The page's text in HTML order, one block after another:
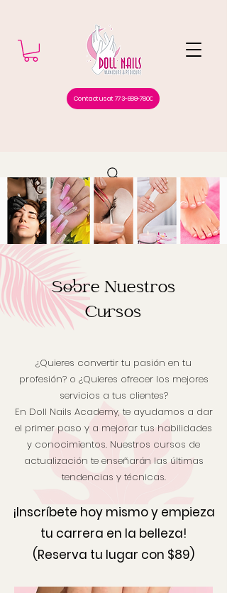
Contact us at 773-888-7800
Sobre Nuestros
Cursos
¿Quieres convertir tu pasión en tu
profesión? o ¿Quieres ofrecer los mejores
servicios a tus clientes?
En Doll Nails Academy, te ayudamos a dar
el primer paso y a mejorar tus habilidades
y conocimientos. Nuestros cursos de
actualización te enseñarán las últimas
tendencias y técnicas.
¡Inscríbete hoy mismo y empieza
tu carrera en la belleza!
(Reserva tu lugar con $89)